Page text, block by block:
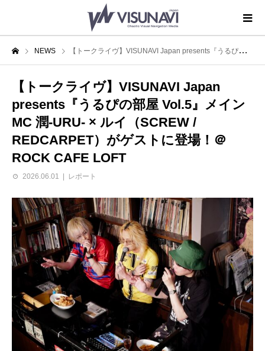
NEWS 【トークライヴ】VISUNAVI Japan presents『うるぴの部屋 Vol.5』メインMC 潤-URU- × ルイ（SCREW / REDCARPET）がゲストに登場！＠ROCK CAFE LOFT
【トークライヴ】VISUNAVI Japan
presents『うるぴの部屋 Vol.5』メイン
MC 潤-URU- × ルイ（SCREW /
REDCARPET）がゲストに登場！＠
ROCK CAFE LOFT
2026.06.01 レポート